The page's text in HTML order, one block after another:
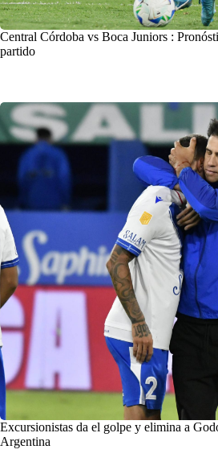
Central Córdoba vs Boca Juniors :
partido
Excursionistas da el golpe y elimina a
Argentina